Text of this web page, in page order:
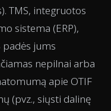
TMS, integruotos
sistema (ERP),
padės jums
nepilnai arba
apie OTIF
(pvz., siųsti dalinę